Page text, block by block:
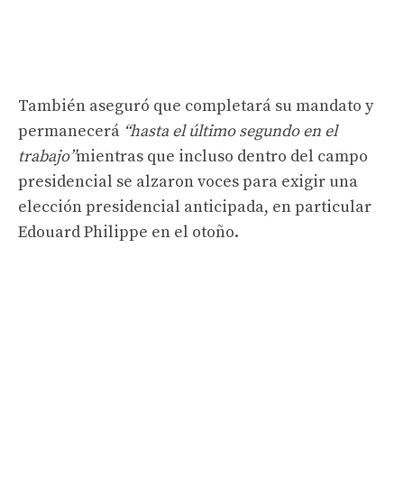
También aseguró que completará su mandato y
permanecerá “hasta el último segundo en el
trabajo”mientras que incluso dentro del campo
presidencial se alzaron voces para exigir una
elección presidencial anticipada, en particular
Edouard Philippe en el otoño.